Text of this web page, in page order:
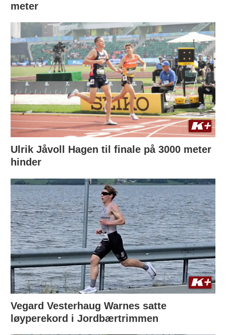
meter
Ulrik Jåvoll Hagen til finale på 3000 meter
hinder
Vegard Vesterhaug Warnes satte
løyperekord i Jordbærtrimmen